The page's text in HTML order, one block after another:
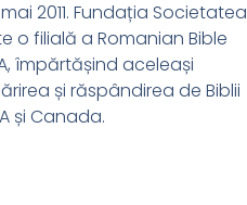
2011. Fundația Societatea
o filială a Romanian Bible
împărtășind aceleași
și răspândirea de Biblii
și Canada.